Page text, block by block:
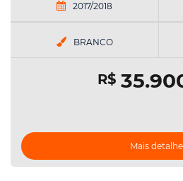
2017/2018
BRANCO
R$
Mais